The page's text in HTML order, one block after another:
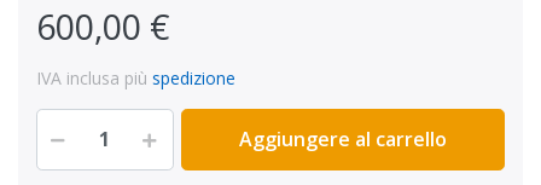
600,00 €
IVA inclusa più spedizione
Aggiungere al carrello